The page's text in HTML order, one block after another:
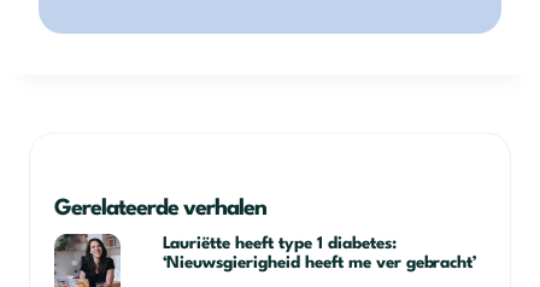
Gerelateerde verhalen
Lauriëtte heeft type 1 diabetes:
‘Nieuwsgierigheid heeft me ver gebracht’